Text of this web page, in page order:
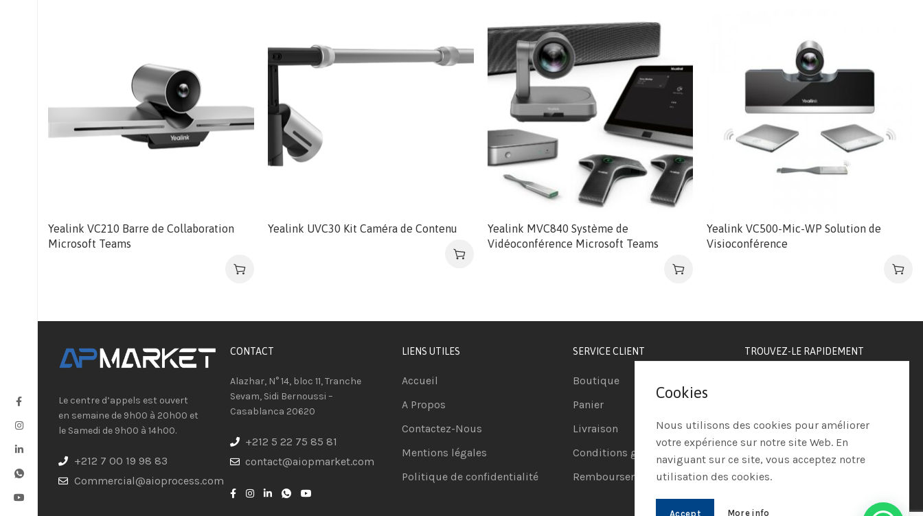
Yealink VC210 Barre de Collaboration
Microsoft Teams
Yealink UVC30 Kit Caméra de Contenu
Yealink MVC840 Système de
Vidéoconférence Microsoft Teams
Yealink VC500-Mic-WP Solution de
Visioconférence
Le centre d’appels est ouvert
en semaine de 9h00 à 20h00 et
le Samedi de 9h00 à 14h00.
+212 7 00 19 98 83
Commercial@aioprocess.com
CONTACT​
Alazhar, N° 14, bloc 11, Tranche
Sevam, Sidi Bernoussi –
Casablanca 20620
+212 5 22 75 85 81
contact@aiopmarket.com
LIENS UTILES
Accueil
A Propos
Contactez-Nous
Mentions légales
Politique de confidentialité
SERVICE CLIENT
Boutique
Panier
Livraison
Conditions générales de vente
Remboursements et retours
TROUVEZ-LE RAPIDEMENT
Casques
Ordinateurs
Systèmes de securité
Cookies
Nous utilisons des cookies pour améliorer
votre expérience sur notre site Web. En
naviguant sur ce site, vous acceptez notre
utilisation des cookies.
Accept More info